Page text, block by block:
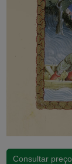
Consultar preço